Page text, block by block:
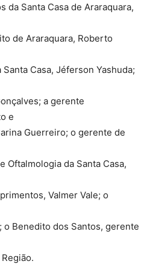
da Santa Casa de Araraquara,
de Araraquara, Roberto
Casa, Jéferson Yashuda;
a gerente
e
Guerreiro; o gerente de
Oftalmologia da Santa Casa,
Valmer Vale; o
o Benedito dos Santos, gerente